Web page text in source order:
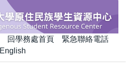
回學務處首頁
緊急聯絡電話
English